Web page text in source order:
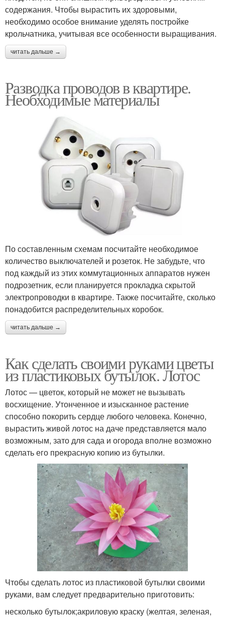
содержания. Чтобы вырастить их здоровыми,
необходимо особое внимание уделять постройке
крольчатника, учитывая все особенности выращивания.
читать дальше →
Разводка проводов в квартире.
Необходимые материалы
По составленным схемам посчитайте необходимое
количество выключателей и розеток. Не забудьте, что
под каждый из этих коммутационных аппаратов нужен
подрозетник, если планируется прокладка скрытой
электропроводки в квартире. Также посчитайте, сколько
понадобится распределительных коробок.
читать дальше →
Как сделать своими руками цветы
из пластиковых бутылок. Лотос
Лотос — цветок, который не может не вызывать
восхищение. Утонченное и изысканное растение
способно покорить сердце любого человека. Конечно,
вырастить живой лотос на даче представляется мало
возможным, зато для сада и огорода вполне возможно
сделать его прекрасную копию из бутылки.
Чтобы сделать лотос из пластиковой бутылки своими
руками, вам следует предварительно приготовить:
несколько бутылок;акриловую краску (желтая, зеленая,